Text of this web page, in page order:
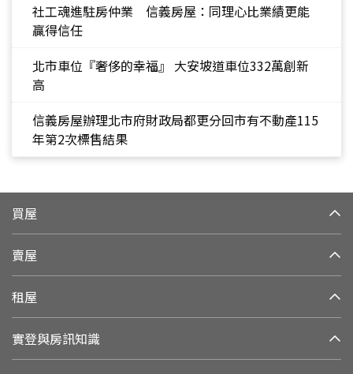
社工魂進駐房仲業 信義房屋：同理心比業績更能
贏得信任
北市車位『奢侈的幸福』 大安坡道車位332萬創新
高
信義房屋辦理北市府財政局都更分回市有不動產115
年第2次標售結果
買屋
賣屋
租屋
實登與房訊知識